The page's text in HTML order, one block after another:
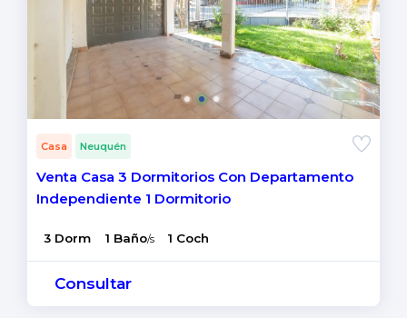
Casa Neuquén
Venta Casa 3 Dormitorios Con Departamento
Independiente 1 Dormitorio
3 Dorm 1 Baño/s 1 Coch
Consultar